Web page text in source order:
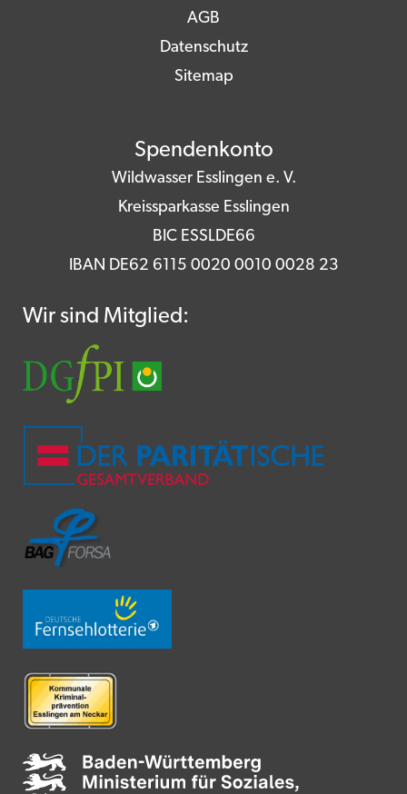
AGB
Datenschutz
Sitemap
Spendenkonto
Wildwasser Esslingen e. V.
Kreissparkasse Esslingen
BIC ESSLDE66
IBAN DE62 6115 0020 0010 0028 23
Wir sind Mitglied: